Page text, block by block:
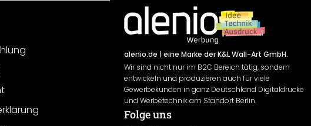
alenio.de | eine Marke der K&L Wall-Art GmbH.
Wir sind nicht nur im B2C Bereich tätig, sondern
entwickeln und produzieren auch für viele
Gewerbekunden in ganz Deutschland Digitaldrucke
und Werbetechnik am Standort Berlin.
Folge uns